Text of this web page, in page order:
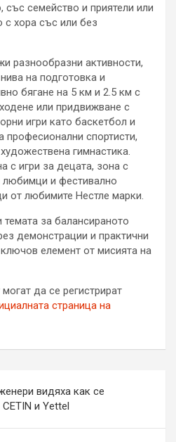
със семейство и приятели или
с хора със или без
разнообразни активности,
на подготовка и
бягане на 5 км и 2.5 км с
или придвижване с
игри като баскетбол и
професионални спортисти,
гимнастика.
с игри за децата, зона с
и фестивално
от любимите Нестле марки.
за балансираното
демонстрации и практични
елемент от мисията на
да се регистрират
страница на
видяха как се
и Yettel